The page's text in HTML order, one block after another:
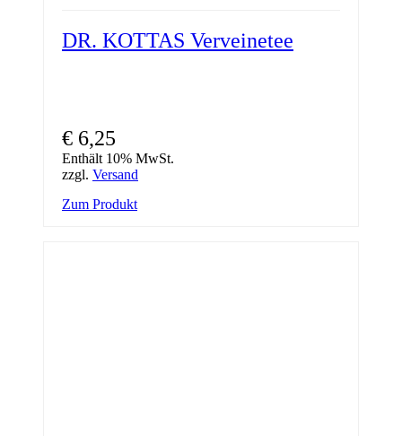
DR. KOTTAS Verveinetee
€ 6,25
Enthält 10% MwSt.
zzgl. Versand
Zum Produkt